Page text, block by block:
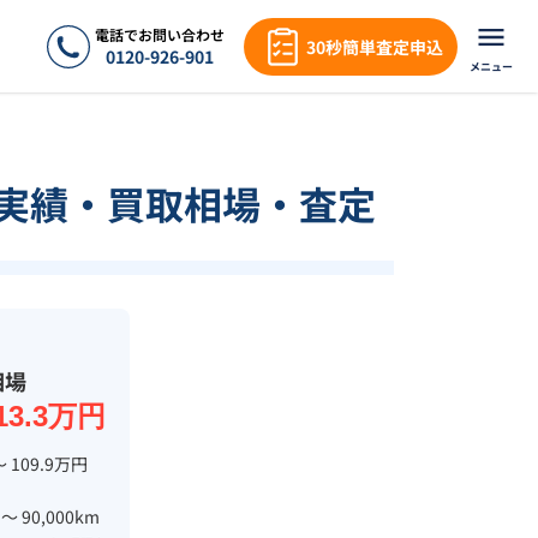
電話でお問い合わせ
0120-926-901 30秒簡単査定申込
メニュー
績・買取相場・査定
万円
109.9万円
90,000km